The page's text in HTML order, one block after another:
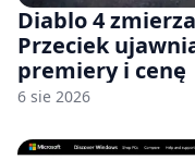
Diablo 4
Przeciek
premiery i cenę
6 sie 2026